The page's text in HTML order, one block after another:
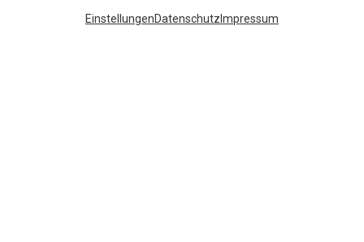
EinstellungenDatenschutz Impressum